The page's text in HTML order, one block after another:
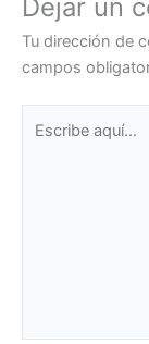
Dejar un
Tu dirección de
campos
aquí...